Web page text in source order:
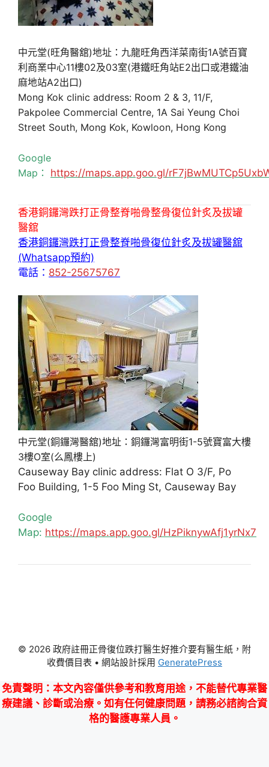
中元堂(旺角醫舘)地址：九龍旺角西洋菜南街1A號百寶
利商業中心11樓02及03室(港鐵旺角站E2出口或港鐵油
麻地站A2出口)
Mong Kok clinic address: Room 2 & 3, 11/F,
Pakpolee Commercial Centre, 1A Sai Yeung Choi
Street South, Mong Kok, Kowloon, Hong Kong
Google
Map： https://maps.app.goo.gl/
香港銅鑼灣跌打正骨整脊啪骨整骨復位針炙及拔罐
醫舘
香港銅鑼灣跌打正骨整脊啪骨復位針炙及拔罐醫舘
(Whatsapp預約)
電話： 852-25675767
中元堂(銅鑼灣醫舘)地址：銅鑼灣富明街1-5號寶富大樓
3樓O室(么鳳樓上)
Causeway Bay clinic address: Flat O 3/F, Po
Foo Building, 1-5 Foo Ming St, Causeway Bay
Google
Map: https://maps.app.goo.gl/HzPiknywAfj1yrNx7
© 2026 政府註冊正骨復位跌打醫生好推介要有醫生紙，附
收費價目表 • 網站設計採用 GeneratePress
免責聲明 ：本文內容僅供參考和教育用途，不能替代專業醫
療建議、診斷或治療。如有任何健康問題，請務必諮詢合資
格的醫護專業人員。